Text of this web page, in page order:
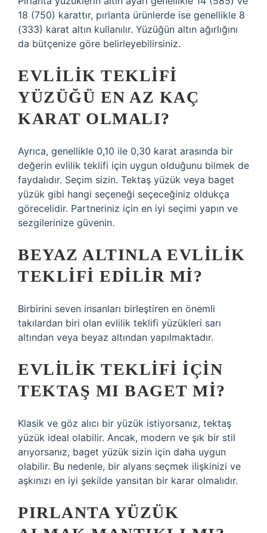
18 (750) karattır, pırlanta ürünlerde ise genellikle 8
(333) karat altın kullanılır. Yüzüğün altın ağırlığını
da bütçenize göre belirleyebilirsiniz.
EVLILIK TEKLIFI
YÜZÜĞÜ EN AZ KAÇ
KARAT OLMALI?
Ayrıca, genellikle 0,10 ile 0,30 karat arasında bir
değerin evlilik teklifi için uygun olduğunu bilmek de
faydalıdır. Seçim sizin. Tektaş yüzük veya baget
yüzük gibi hangi seçeneği seçeceğiniz oldukça
görecelidir. Partneriniz için en iyi seçimi yapın ve
sezgilerinize güvenin.
BEYAZ ALTINLA EVLILIK
TEKLIFI EDILIR MI?
Birbirini seven insanları birleştiren en önemli
takılardan biri olan evlilik teklifi yüzükleri sarı
altından veya beyaz altından yapılmaktadır.
EVLILIK TEKLIFI IÇIN
TEKTAŞ MI BAGET MI?
Klasik ve göz alıcı bir yüzük istiyorsanız, tektaş
yüzük ideal olabilir. Ancak, modern ve şık bir stil
arıyorsanız, baget yüzük sizin için daha uygun
olabilir. Bu nedenle, bir alyans seçmek ilişkinizi ve
aşkınızı en iyi şekilde yansıtan bir karar olmalıdır.
PIRLANTA YÜZÜK